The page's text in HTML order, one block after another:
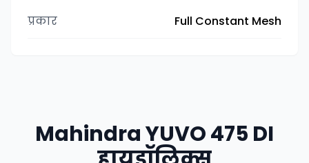
प्रकार Full Constant Mesh
Mahindra YUVO 475 DI